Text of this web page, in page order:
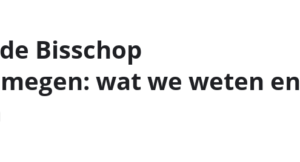
Bisschop
wat we weten en